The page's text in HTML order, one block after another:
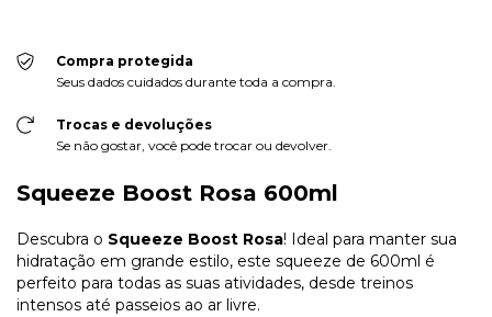
Compra protegida
Seus dados cuidados durante toda a compra.
Trocas e devoluções
Se não gostar, você pode trocar ou devolver.
Squeeze Boost Rosa 600ml
Descubra o Squeeze Boost Rosa! Ideal para manter sua
hidratação em grande estilo, este squeeze de 600ml é
perfeito para todas as suas atividades, desde treinos
intensos até passeios ao ar livre.